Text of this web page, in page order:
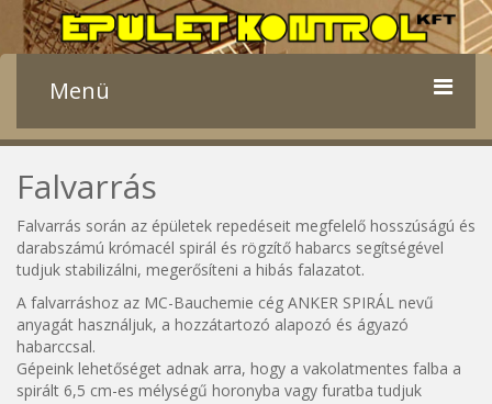
Menü
GALÉRIA
KAPCSOLAT
Falvarrás
Falvarrás során az épületek repedéseit megfelelő hosszúságú és
darabszámú krómacél spirál és rögzítő habarcs segítségével
tudjuk stabilizálni, megerősíteni a hibás falazatot.
A falvarráshoz az MC-Bauchemie cég ANKER SPIRÁL nevű
anyagát használjuk, a hozzátartozó alapozó és ágyazó
habarccsal.
Gépeink lehetőséget adnak arra, hogy a vakolatmentes falba a
spirált 6,5 cm-es mélységű horonyba vagy furatba tudjuk